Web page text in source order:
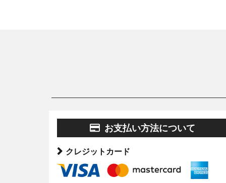
お支払い方法について
クレジットカード